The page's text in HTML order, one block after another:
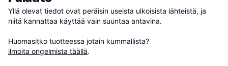
Yllä olevat tiedot ovat peräisin useista ulkoisista lähteistä, ja
niitä kannattaa käyttää vain suuntaa antavina.
Huomasitko tuotteessa jotain kummallista?
ilmoita ongelmista täällä.